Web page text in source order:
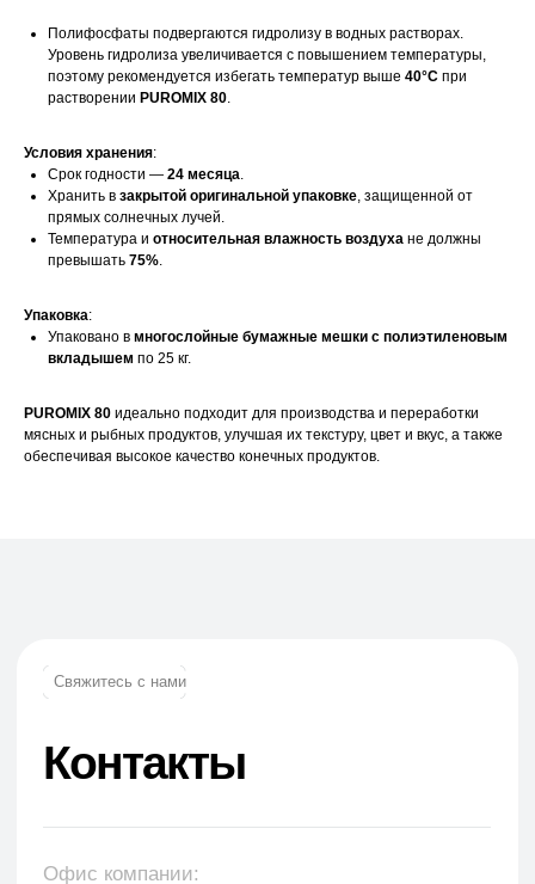
Полифосфаты подвергаются гидролизу в водных растворах.
Уровень гидролиза увеличивается с повышением температуры,
поэтому рекомендуется избегать температур выше 40°C при
растворении PUROMIX 80.
Условия хранения:
Срок годности — 24 месяца.
Хранить в закрытой оригинальной упаковке, защищенной от
прямых солнечных лучей.
Температура и относительная влажность воздуха не должны
превышать 75%.
Упаковка:
Упаковано в многослойные бумажные мешки с полиэтиленовым
вкладышем по 25 кг.
PUROMIX 80 идеально подходит для производства и переработки
мясных и рыбных продуктов, улучшая их текстуру, цвет и вкус, а также
обеспечивая высокое качество конечных продуктов.
Контакты
E-mail:
+7 (927) 911-53-50
+7 (965) 881-85-55
Телефон:
г. Москва, вн. тер. г. муниципальный округ
Ломоносовский, ул. Академика Пилюгина, д.
12, к. 1, помещ. 3/1